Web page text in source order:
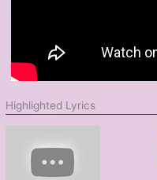
Highlighted Lyrics